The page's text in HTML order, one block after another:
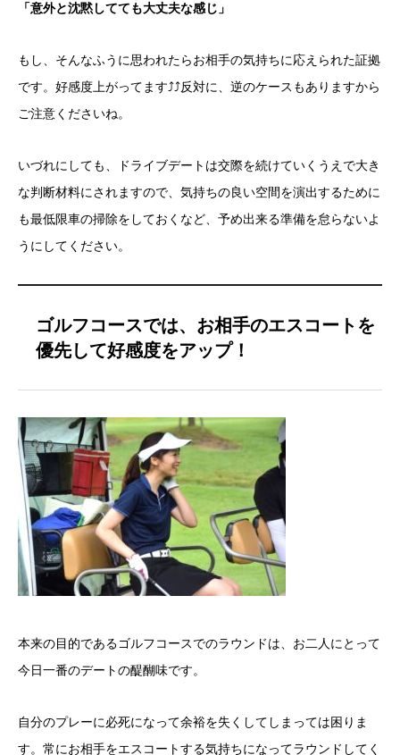
「意外と沈黙してても大丈夫な感じ」
もし、 そんなふうに思われたらお相手の気持ちに応えられた証拠
です。好感度上がってます⤴⤴反対に、逆のケースもありますから
ご注意くださいね。
いづれにしても、ドライブデートは交際を続けていくうえで大き
な判断材料にされますので、気持ちの良い空間を演出するために
も最低限車の掃除をしておくなど、予め出来る準備を怠らないよ
うにしてください。
ゴルフコースでは、お相手のエスコートを
優先して好感度をアップ！
本来の目的であるゴルフコースでのラウンドは、お二人にとって
今日一番のデートの醍醐味です。
自分のプレーに必死になって余裕を失くしてしまっては困りま
す。常にお相手をエスコートする気持ちになってラウンドしてく